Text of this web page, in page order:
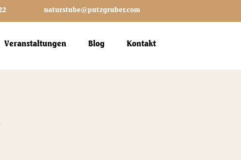
naturstube@putzgruber.com
Veranstaltungen Blog Kontakt